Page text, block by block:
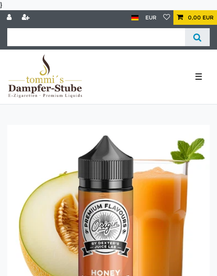
}
EUR 0,00 EUR
☰